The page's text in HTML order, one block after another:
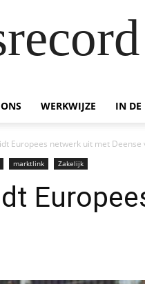
WERKWIJZE IN DE
Europees netwerk uit met Deense
marktlink Zakelijk